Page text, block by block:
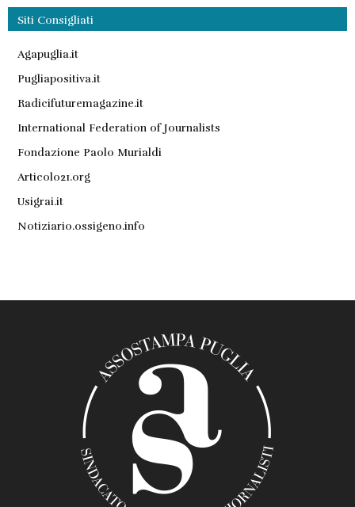
Siti Consigliati
Agapuglia.it
Pugliapositiva.it
Radicifuturemagazine.it
International Federation of Journalists
Fondazione Paolo Murialdi
Articolo21.org
Usigrai.it
Notiziario.ossigeno.info